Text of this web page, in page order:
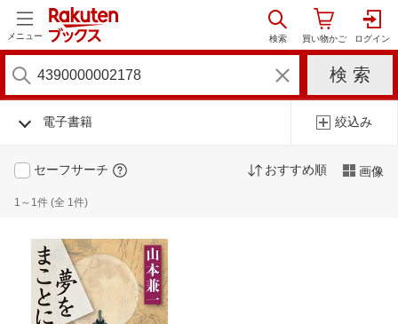
メニュー
電子書籍 絞込み
セーフサーチ おすすめ順 画像
1～1件 (全 1件)